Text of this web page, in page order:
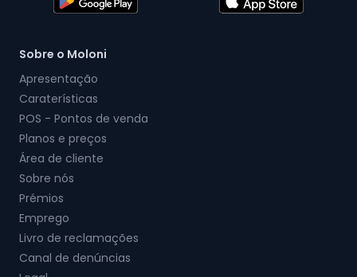
Sobre o Moloni
Apresentação
Caraterísticas
POS - Pontos de venda
Planos e preços
Área de cliente
Sobre nós
Prémios
Emprego
Livro de reclamações
Canal de denúncias